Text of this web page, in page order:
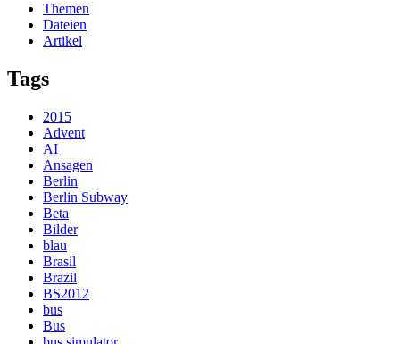
Themen
Dateien
Artikel
Tags
2015
Advent
AI
Ansagen
Berlin
Berlin Subway
Beta
Bilder
blau
Brasil
Brazil
BS2012
bus
Bus